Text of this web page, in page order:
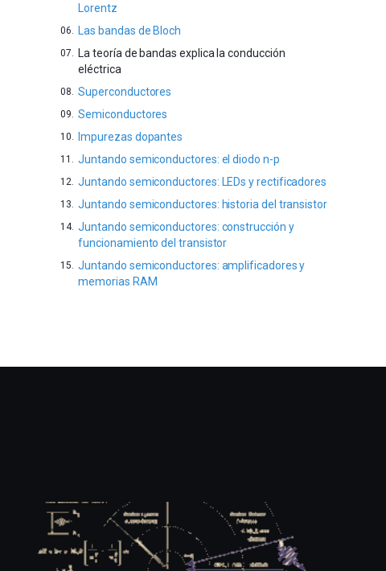
Lorentz
Las bandas de Bloch
La teoría de bandas explica la conducción
eléctrica
Superconductores
Semiconductores
Impurezas dopantes
Juntando semiconductores: el diodo n-p
Juntando semiconductores: LEDs y rectificadores
Juntando semiconductores: historia del transistor
Juntando semiconductores: construcción y
funcionamiento del transistor
Juntando semiconductores: amplificadores y
memorias RAM